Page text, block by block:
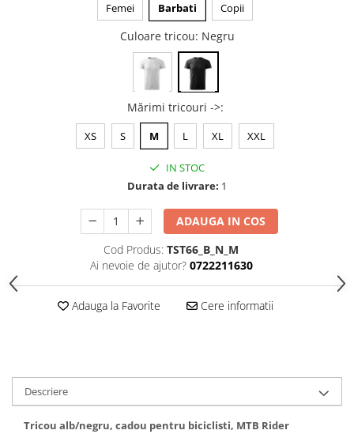
Tricouri aniversare
Tricouri cadou 20 ani
Tricouri cadou 60 ani
Tricouri motociclisti
Tricouri offroad
Tricouri biciclisti
Tricouri biciclisti
Tricouri biciclisti MTB
Tricouri biciclisti BMX
Tricouri fitness/sala de forta
Tricouri yoga
Femei Barbati Copii
Culoare tricou: Negru
Mărimi tricouri ->:
XS S M L XL XXL
IN STOC
Durata de livrare: 1
ADAUGA IN COS
Cod Produs: TST66_B_N_M
Ai nevoie de ajutor? 0722211630
Adauga la Favorite Cere informatii
Descriere
Tricou alb/negru, cadou pentru biciclisti, MTB Rider